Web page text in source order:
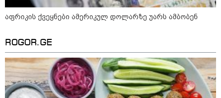
აფრიკის ქვეყნები ამერიკულ
დოლარზე უარს ამბობენ
აფრიკის ქვეყნები ამერიკულ დოლარზე უარს ამბობენ
ROGOR.GE